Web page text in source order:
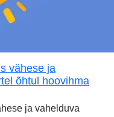
vähese ja
õhtul hoovihma
ja vahelduva